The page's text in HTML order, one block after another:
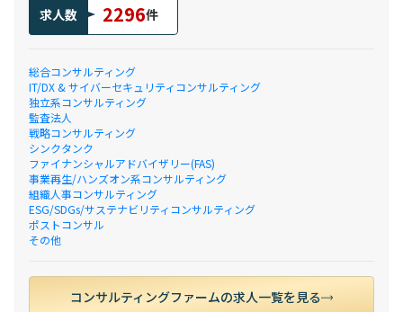
求人数 2296件
総合コンサルティング
IT/DX & サイバーセキュリティコンサルティング
独立系コンサルティング
監査法人
戦略コンサルティング
シンクタンク
ファイナンシャルアドバイザリー(FAS)
事業再生/ハンズオン系コンサルティング
組織人事コンサルティング
ESG/SDGs/サステナビリティコンサルティング
ポストコンサル
その他
コンサルティングファームの求人一覧を見る